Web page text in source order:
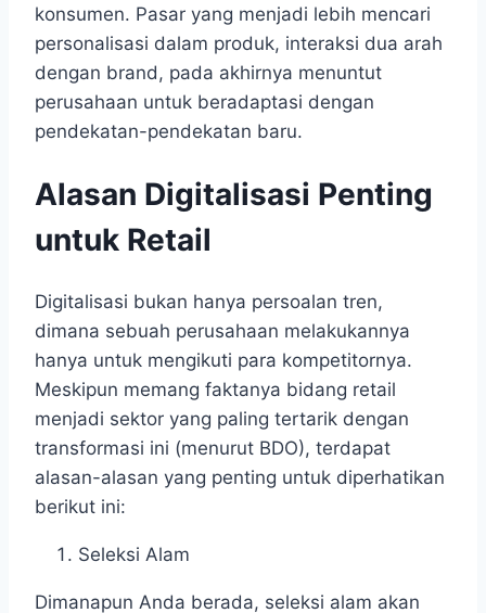
konsumen. Pasar yang menjadi lebih mencari
personalisasi dalam produk, interaksi dua arah
dengan brand, pada akhirnya menuntut
perusahaan untuk beradaptasi dengan
pendekatan-pendekatan baru.
Alasan Digitalisasi Penting
untuk Retail
Digitalisasi bukan hanya persoalan tren,
dimana sebuah perusahaan melakukannya
hanya untuk mengikuti para kompetitornya.
Meskipun memang faktanya bidang retail
menjadi sektor yang paling tertarik dengan
transformasi ini (menurut BDO), terdapat
alasan-alasan yang penting untuk diperhatikan
berikut ini:
Seleksi Alam
Dimanapun Anda berada, seleksi alam akan